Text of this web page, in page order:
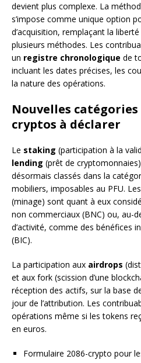
devient plus complexe. La
s’impose comme unique option
d’acquisition, remplaçant la
plusieurs méthodes. Les
un registre chronologique de
incluant les dates précises, les
la nature des opérations.
Nouvelles catégories
cryptos à déclarer
Le staking (participation à la
lending (prêt de
désormais classés dans la
mobiliers, imposables au PFU.
(minage) sont quant à eux
non commerciaux (BNC) ou, au-
d’activité, comme des bénéfices
(BIC).
La participation aux airdrops
et aux fork (scission d’une
réception des actifs, sur la base
jour de l’attribution. Les
opérations même si les tokens
en euros.
Formulaire 2086-crypto pour